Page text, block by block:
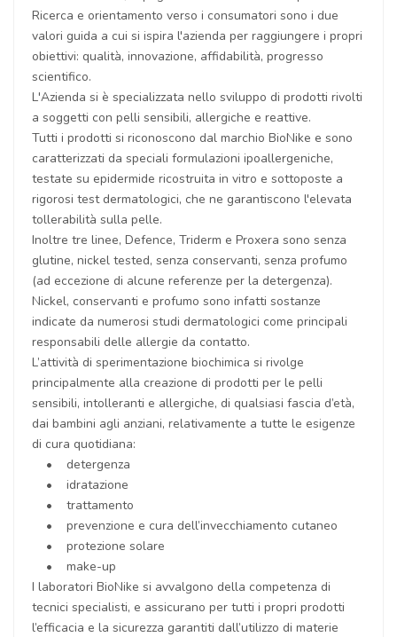
Ricerca e orientamento verso i consumatori sono i due
valori guida a cui si ispira l'azienda per raggiungere i propri
obiettivi: qualità, innovazione, affidabilità, progresso
scientifico.
L'Azienda si è specializzata nello sviluppo di prodotti rivolti
a soggetti con pelli sensibili, allergiche e reattive.
Tutti i prodotti si riconoscono dal marchio BioNike e sono
caratterizzati da speciali formulazioni ipoallergeniche,
testate su epidermide ricostruita in vitro e sottoposte a
rigorosi test dermatologici, che ne garantiscono l'elevata
tollerabilità sulla pelle.
Inoltre tre linee, Defence, Triderm e Proxera sono senza
glutine, nickel tested, senza conservanti, senza profumo
(ad eccezione di alcune referenze per la detergenza).
Nickel, conservanti e profumo sono infatti sostanze
indicate da numerosi studi dermatologici come principali
responsabili delle allergie da contatto.
L’attività di sperimentazione biochimica si rivolge
principalmente alla creazione di prodotti per le pelli
sensibili, intolleranti e allergiche, di qualsiasi fascia d’età,
dai bambini agli anziani, relativamente a tutte le esigenze
di cura quotidiana:
• detergenza
• idratazione
• trattamento
• prevenzione e cura dell’invecchiamento cutaneo
• protezione solare
• make-up
I laboratori BioNike si avvalgono della competenza di
tecnici specialisti, e assicurano per tutti i propri prodotti
l’efficacia e la sicurezza garantiti dall’utilizzo di materie